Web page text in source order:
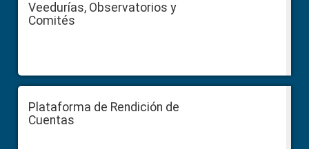
Veedurías, Observatorios y
Comités
Plataforma de Rendición de
Cuentas